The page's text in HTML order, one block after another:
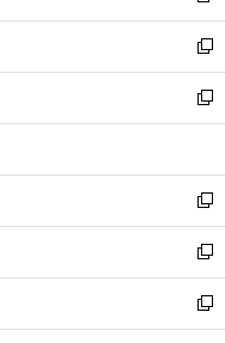
開
く
ウ
で
開
く
ン
ド
ウ
で
開
ウ
ィ
ン
ド
ウ
開
く
し
い
ウ
ィ
ン
ウ
で
開
く
新
し
い
ウ
ン
ド
ウ
で
開
く
新
し
ウ
ィ
ン
ド
ウ
で
開
新
し
い
ウ
ィ
ン
新
し
い
ウ
新
し